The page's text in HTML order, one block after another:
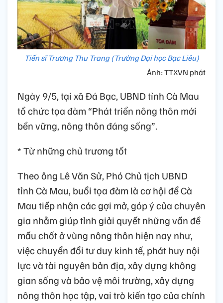
Tiến sĩ Trương Thu Trang (Trường Đại học Bạc Liêu)
Ảnh: TTXVN phát
Ngày 9/5, tại xã Đá Bạc, UBND tỉnh Cà Mau
tổ chức tọa đàm “Phát triển nông thôn mới
bền vững, nông thôn đáng sống”.
* Từ những chủ trương tốt
Theo ông Lê Văn Sử, Phó Chủ tịch UBND
tỉnh Cà Mau, buổi tọa đàm là cơ hội để Cà
Mau tiếp nhận các gợi mở, góp ý của chuyên
gia nhằm giúp tỉnh giải quyết những vấn đề
mấu chốt ở vùng nông thôn hiện nay như,
việc chuyển đổi tư duy kinh tế, phát huy nội
lực và tài nguyên bản địa, xây dựng không
gian sống và bảo vệ môi trường, xây dựng
nông thôn học tập, vai trò kiến tạo của chính